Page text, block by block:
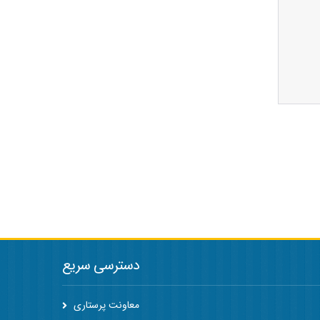
دسترسی سریع
معاونت پرستاری